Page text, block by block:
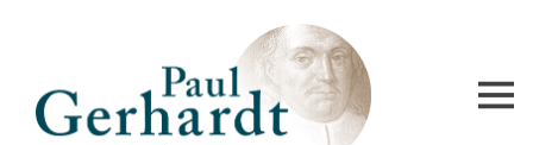
Paul-Gerhardt-Verein Lübben e.V.